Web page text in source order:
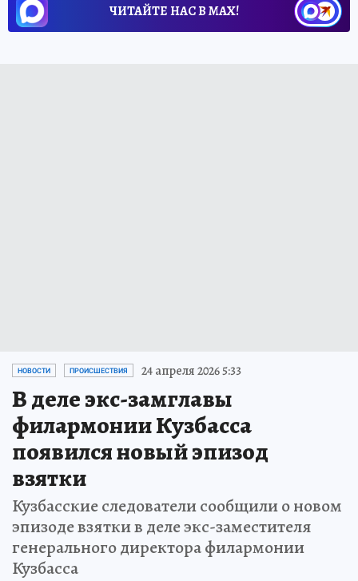
ЧИТАЙТЕ НАС В МАХ!
НОВОСТИ ПРОИСШЕСТВИЯ 24 апреля 2026 5:33
В деле экс-замглавы
филармонии Кузбасса
появился новый эпизод
взятки
Кузбасские следователи сообщили о новом
эпизоде взятки в деле экс-заместителя
генерального директора филармонии
Кузбасса